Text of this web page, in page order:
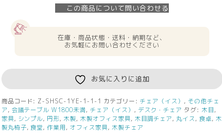
木
製
丸
椅
子
イ
この商品について問い合わせる
在庫・商品状態・送料・納期など、
お気軽にお問い合わせください
お気に入りに追加
商品コード: Z-SHSC-1YE-1-1-1 カテゴリー: チェア（イス） , その他チェ
ア, 会議テーブル W1800未満, チェア（イス） , デスク・チェア タグ:木目,
家具, シンプル, 円形,木製, 木製オフィス家具, 木目調チェア, 丸イス,食卓, 木
製丸椅子,食堂,作業用, オフィス家具, 木製チェア